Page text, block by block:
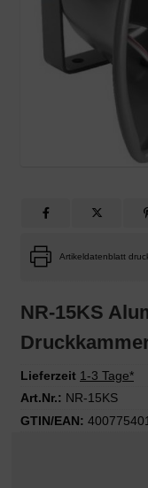
Artikeldatenblatt
NR-15KS
Lieferzeit 1-3 Tage*
Art.Nr.: NR-15KS
GTIN/EAN: